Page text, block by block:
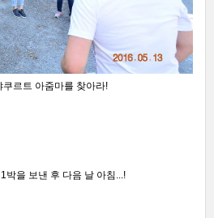
르트 아줌마를 찾아라!
박을 보낸 후 다음 날 아침...!